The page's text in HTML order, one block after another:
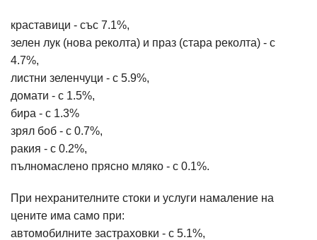
краставици - със 7.1%,
зелен лук (нова реколта) и праз (стара реколта) - с
4.7%,
листни зеленчуци - с 5.9%,
домати - с 1.5%,
бира - с 1.3%
зрял боб - с 0.7%,
ракия - с 0.2%,
пълномаслено прясно мляко - с 0.1%.
При нехранителните стоки и услуги намаление на
цените има само при:
автомобилните застраховки - с 5.1%,